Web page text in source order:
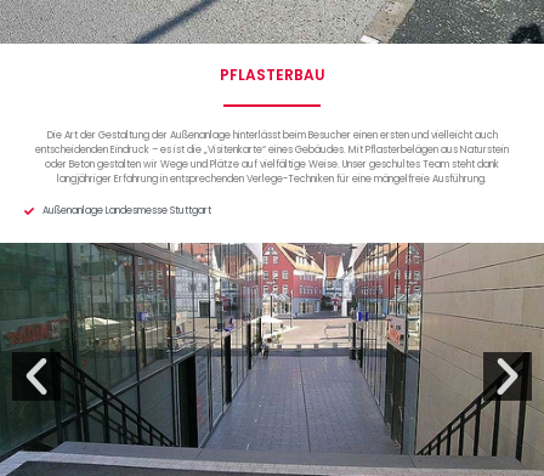
PFLASTERBAU
Die Art der Gestaltung der Außenanlage hinterlässt beim Besucher einen ersten und vielleicht auch
entscheidenden Eindruck – es ist die „Visitenkarte“ eines Gebäudes. Mit Pflasterbelägen aus Naturstein
oder Beton gestalten wir Wege und Plätze auf vielfältige Weise. Unser geschultes Team steht dank
langjähriger Erfahrung in entsprechenden Verlege-Techniken für eine mängelfreie Ausführung.
Außenanlage Landesmesse Stuttgart